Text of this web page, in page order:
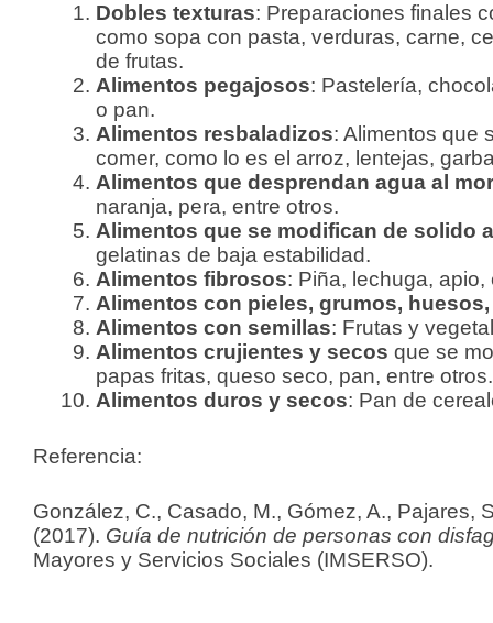
Dobles texturas: Preparaciones finales
como sopa con pasta, verduras, carne,
de frutas.
Alimentos pegajosos: Pastelería,
o pan.
Alimentos resbaladizos: Alimentos que
comer, como lo es el arroz, lentejas,
Alimentos que desprendan agua al
naranja, pera, entre otros.
Alimentos que se modifican de solido
gelatinas de baja estabilidad.
Alimentos fibrosos: Piña, lechuga,
Alimentos con pieles, grumos,
Alimentos con semillas: Frutas y
Alimentos crujientes y secos que se
papas fritas, queso seco, pan, entre
Alimentos duros y secos: Pan de
Referencia:
González, C., Casado, M., Gómez, A., Pajares,
(2017). Guía de nutrición de personas con
Mayores y Servicios Sociales (IMSERSO).